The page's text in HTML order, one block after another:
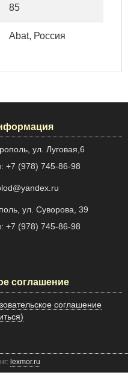
85
Abat, Россия
ул. Луговая,6
+7 (978) 745-86-98
ул. Суворова, 39
+7 (978) 745-86-98
соглашение
соглашение
lexmor.ru